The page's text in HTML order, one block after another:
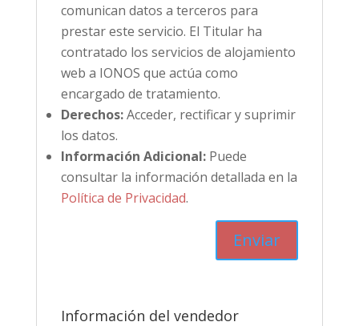
comunican datos a terceros para
prestar este servicio. El Titular ha
contratado los servicios de alojamiento
web a IONOS que actúa como
encargado de tratamiento.
Derechos:Acceder, rectificar y suprimir
los datos.
Información Adicional:Puede
consultar la información detallada en la
Política de Privacidad.
Información del vendedor